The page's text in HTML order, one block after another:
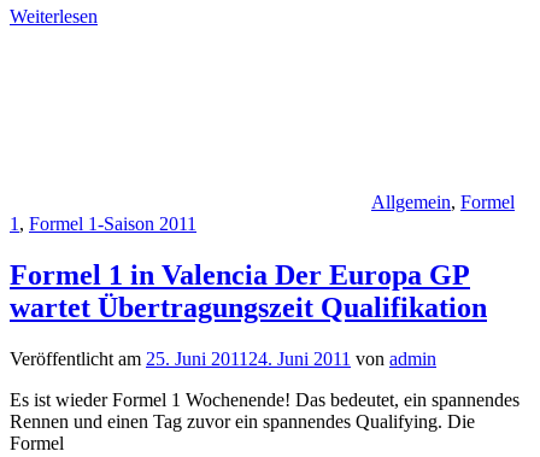
Weiterlesen
Allgemein, Formel
1 , Formel 1-Saison 2011
Formel 1 in Valencia Der Europa GP
wartet Übertragungszeit Qualifikation
Veröffentlicht am 25. Juni 2011 24. Juni 2011 von admin
Es ist wieder Formel 1 Wochenende! Das bedeutet, ein spannendes
Rennen und einen Tag zuvor ein spannendes Qualifying. Die
Formel